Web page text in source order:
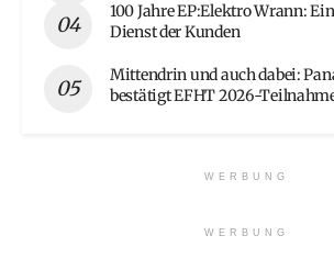
100 Jahre EP:Elektro Wrann:
Dienst der Kunden
Mittendrin und auch dabei:
bestätigt EFHT 2026-
WERBUNG
WERBUNG